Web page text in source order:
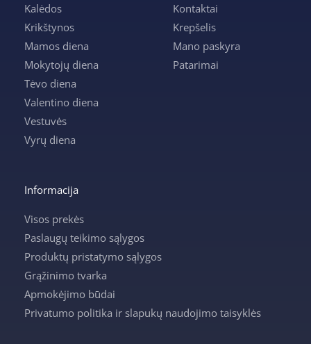
Kalėdos
Krikštynos
Mamos diena
Mokytojų diena
Tėvo diena
Valentino diena
Vestuvės
Vyrų diena
Kontaktai
Krepšelis
Mano paskyra
Patarimai
Informacija
Visos prekės
Paslaugų teikimo sąlygos
Produktų pristatymo sąlygos
Grąžinimo tvarka
Apmokėjimo būdai
Privatumo politika ir slapukų naudojimo taisyklės